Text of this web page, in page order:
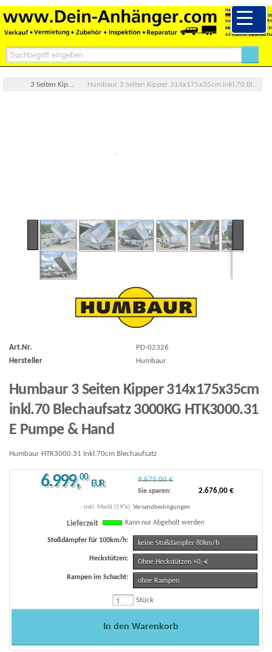
Art.Nr.
PD-02326
Hersteller
Humbaur
Humbaur 3 Seiten Kipper 314x175x35cm
inkl.70 Blechaufsatz 3000KG HTK3000.31
E Pumpe & Hand
Humbaur HTK3000.31 Inkl.70cm Blechaufsatz
6.999,00
EUR 9.675,00 €
Sie sparen: 2.676,00 €
- inkl. MwSt (19%) Versandbedingungen
Lieferzeit Kann nur Abgeholt werden
Stoßdämpfer für 100km/h: keine Stoßdämpfer 80km/h
Heckstützen: Ohne Heckstützen +0,-€
Rampen im Schacht: ohne Rampen
Stück
In den Warenkorb